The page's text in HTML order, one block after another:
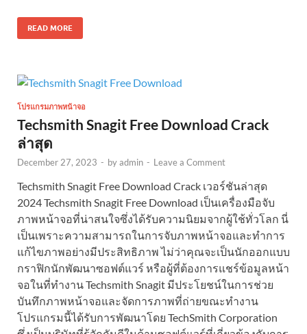
READ MORE
โปรแกรมภาพหน้าจอ
Techsmith Snagit Free Download Crack
ล่าสุด
December 27, 2023 - byadmin - Leave a Comment
Techsmith Snagit Free Download Crack เวอร์ชันล่าสุด
2024 Techsmith Snagit Free Download เป็นเครื่องมือจับ
ภาพหน้าจอที่น่าสนใจซึ่งได้รับความนิยมจากผู้ใช้ทั่วโลก นี่
เป็นเพราะความสามารถในการจับภาพหน้าจอและทำการ
แก้ไขภาพอย่างมีประสิทธิภาพ ไม่ว่าคุณจะเป็นนักออกแบบ
กราฟิกนักพัฒนาซอฟต์แวร์ หรือผู้ที่ต้องการแชร์ข้อมูลหน้า
จอในที่ทำงาน Techsmith Snagit มีประโยชน์ในการช่วย
บันทึกภาพหน้าจอและจัดการภาพที่ถ่ายขณะทำงาน
โปรแกรมนี้ได้รับการพัฒนาโดย TechSmith Corporation